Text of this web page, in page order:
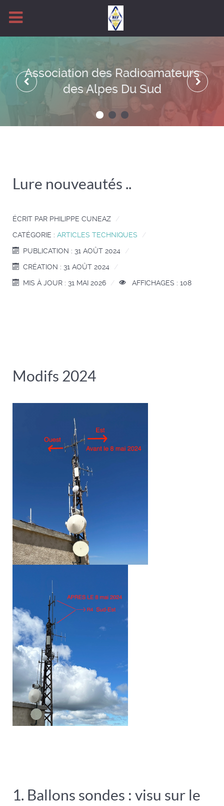
Association des Radioamateurs
des Alpes Du Sud
Lure nouveautés ..
ÉCRIT PAR PHILIPPE CUNEAZ
CATÉGORIE : ARTICLES TECHNIQUES
PUBLICATION : 31 AOÛT 2024
CRÉATION : 31 AOÛT 2024
MIS À JOUR : 31 MAI 2026
AFFICHAGES : 108
Modifs 2024
1. Ballons sondes : visu sur le